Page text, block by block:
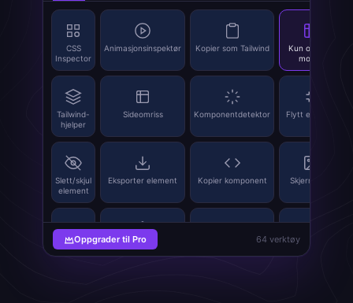
CSS
Inspector
Animasjonsinspektør Kopier som Tailwind
Kun omriss-
modus
Tailwind-
hjelper
Sideomriss Komponentdetektor Flytt element
Slett/skjul
element
Eksporter element Kopier komponent Skjermbilde
Trekk ut
bilder
SVG Grabber
QR-
kodegenerator
Oppgrader til Pro 64 verktøy